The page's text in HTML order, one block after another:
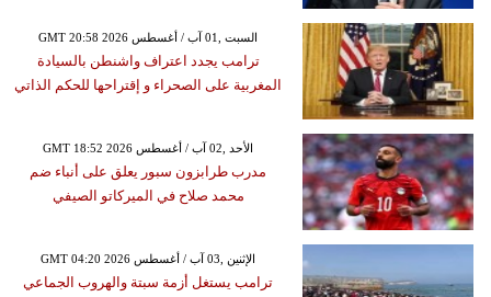
GMT 20:58 2026 السبت ,01 آب / أغسطس
ترامب يجدد اعتراف واشنطن بالسيادة
المغربية على الصحراء و إقتراحها للحكم الذاتي
GMT 18:52 2026 الأحد ,02 آب / أغسطس
مدرب طرابزون سبور يعلق على أنباء ضم
محمد صلاح في الميركاتو الصيفي
GMT 04:20 2026 الإثنين ,03 آب / أغسطس
ترامب يستغل أزمة سبتة والهروب الجماعي